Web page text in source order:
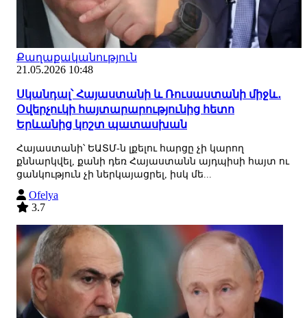
Քաղաքականություն
21.05.2026 10:48
Սկանդալ՝ Հայաստանի և Ռուսաստանի միջև․
Օվերչուկի հայտարարությունից հետո
Երևանից կոշտ պատասխան
Հայաստանի՝ ԵԱՏՄ-ն լքելու հարցը չի կարող
քննարկվել, քանի դեռ Հայաստանն այդպիսի հայտ ու
ցանկություն չի ներկայացրել, իսկ մե...
Ofelya
3.7